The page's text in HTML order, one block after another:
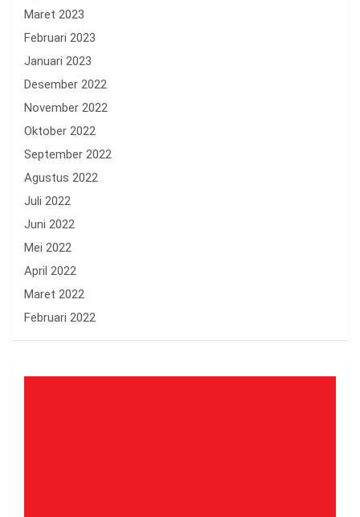
Maret 2023
Februari 2023
Januari 2023
Desember 2022
November 2022
Oktober 2022
September 2022
Agustus 2022
Juli 2022
Juni 2022
Mei 2022
April 2022
Maret 2022
Februari 2022